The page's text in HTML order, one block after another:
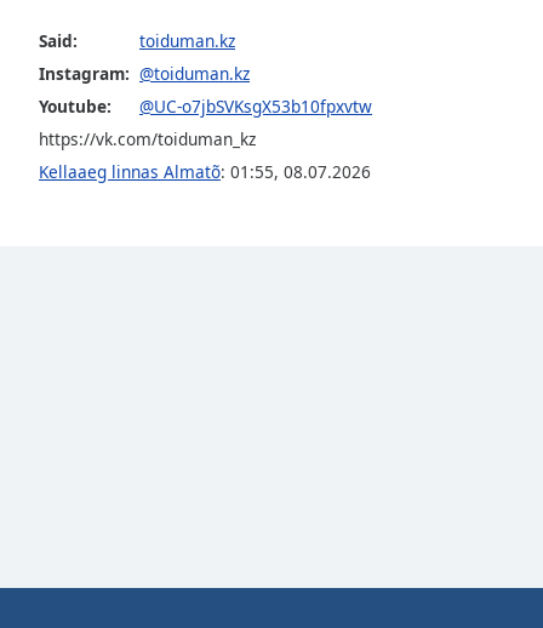
Area
Background
Opacity
Said:
toiduman.kz
Instagram: @toiduman.kz
Youtube:
@UC-o7jbSVKsgX53b10fpxvtw
https://vk.com/toiduman_kz
Kellaaeg linnas Almatõ: 01:55, 08.07.2026